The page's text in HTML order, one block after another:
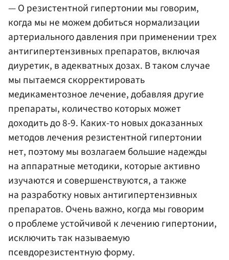
— О резистентной гипертонии мы говорим,
когда мы не можем добиться нормализации
артериального давления при применении трех
антигипертензивных препаратов, включая
диуретик, в адекватных дозах. В таком случае
мы пытаемся скорректировать
медикаментозное лечение, добавляя другие
препараты, количество которых может
доходить до 8-9. Каких-то новых доказанных
методов лечения резистентной гипертонии
нет, поэтому мы возлагаем большие надежды
на аппаратные методики, которые активно
изучаются и совершенствуются, а также
на разработку новых антигипертензивных
препаратов. Очень важно, когда мы говорим
о проблеме устойчивой к лечению гипертонии,
исключить так называемую
псевдорезистентную форму.